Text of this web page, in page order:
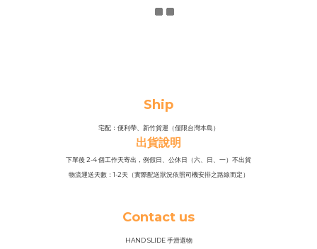
Ship
宅配：便利帶、新竹貨運（僅限台灣本島）
出貨說明
下單後 2-4 個工作天寄出，例假日、公休日（六、日、一）不出貨
物流運送天數：1-2天（實際配送狀況依照司機安排之路線而定）
Contact us
HAND SLIDE 手滑選物